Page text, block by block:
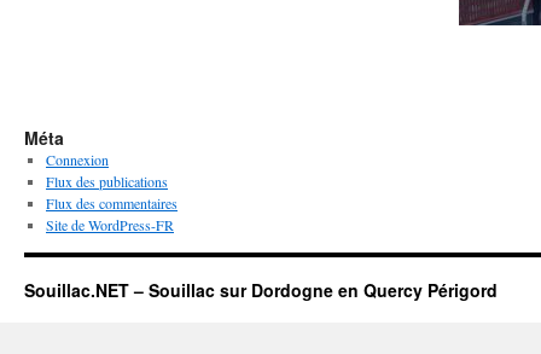
Méta
Connexion
Flux des publications
Flux des commentaires
Site de WordPress-FR
Souillac.NET – Souillac sur Dordogne en Quercy Périgord